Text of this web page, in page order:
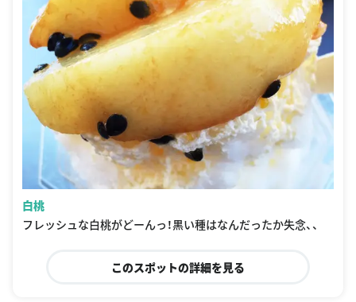
白桃
フレッシュな白桃がどーんっ！黒い種はなんだったか失念、、
このスポットの詳細を見る